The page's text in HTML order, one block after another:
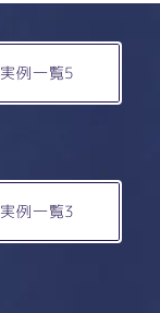
実例一覧5
実例一覧3